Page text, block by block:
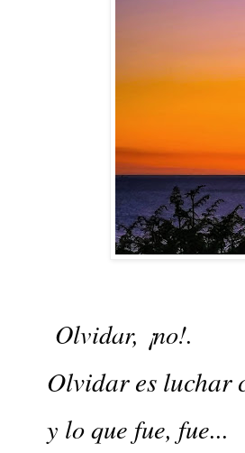
Olvidar, ¡no!.
Olvidar es luchar
y lo que fue, fue...